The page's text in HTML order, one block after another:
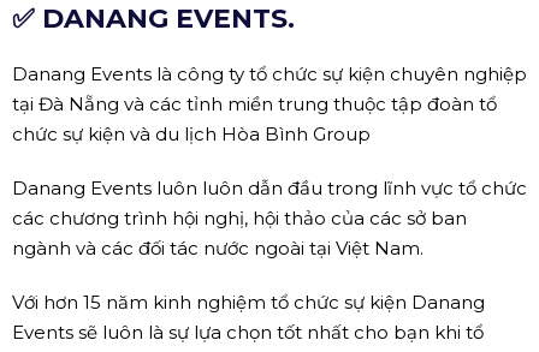
✅ DANANG EVENTS.
Danang Events là công ty tổ chức sự kiện chuyên nghiệp
tại Đà Nẵng và các tỉnh miền trung thuộc tập đoàn tổ
chức sự kiện và du lịch Hòa Bình Group
Danang Events luôn luôn dẫn đầu trong lĩnh vực tổ chức
các chương trình hội nghị, hội thảo của các sở ban
ngành và các đối tác nước ngoài tại Việt Nam.
Với hơn 15 năm kinh nghiệm tổ chức sự kiện Danang
Events sẽ luôn là sự lựa chọn tốt nhất cho bạn khi tổ